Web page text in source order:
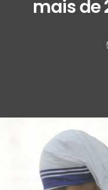
mais de